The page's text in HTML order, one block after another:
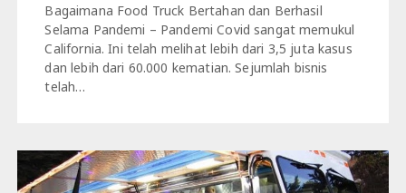
Bagaimana Food Truck Bertahan dan Berhasil
Selama Pandemi – Pandemi Covid sangat memukul
California. Ini telah melihat lebih dari 3,5 juta kasus
dan lebih dari 60.000 kematian. Sejumlah bisnis
telah…